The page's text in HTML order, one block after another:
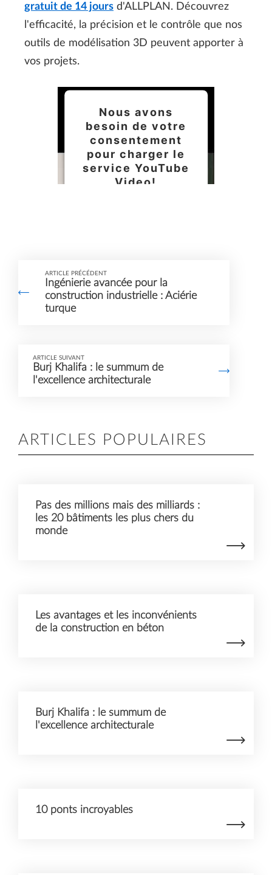
gratuit de 14 jours d'ALLPLAN. Découvrez
l'efficacité, la précision et le contrôle que nos
outils de modélisation 3D peuvent apporter à
vos projets.
Nous avons
besoin de votre
consentement
pour charger le
service YouTube
Video!
vidéos susceptibles de
service pour regarder
En savoir plus
ARTICLE PRÉCÉDENT
Ingénierie avancée pour la
construction industrielle : Aciérie
turque
ARTICLE SUIVANT
Burj Khalifa : le summum de
l'excellence architecturale
ARTICLES POPULAIRES
Pas des millions mais des milliards :
les 20 bâtiments les plus chers du
monde
Les avantages et les inconvénients
de la construction en béton
Burj Khalifa : le summum de
l'excellence architecturale
10 ponts incroyables